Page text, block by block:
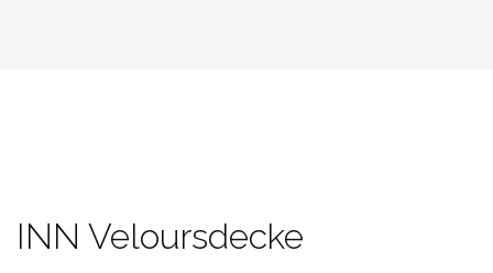
INN Veloursdecke